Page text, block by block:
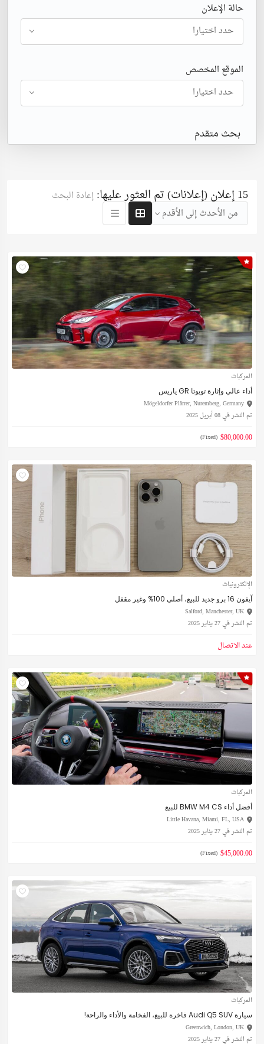
حالة الإعلان
حدد اختيارا
الموقع المخصص
حدد اختيارا
بحث متقدم
15 إعلان (إعلانات) تم العثور عليها:
إعادة البحث
من الأحدث إلى الأقدم
المركبات
أداء عالي وإثارة تويوتا GR ياريس
Mögeldorfer Plärrer, Nuremberg, Germany
تم النشر في 08 أبريل 2025
$80,000.00
(Fixed)
الإلكترونيات
آيفون 16 برو جديد للبيع، أصلي 100% وغير مقفل
Salford, Manchester, UK
تم النشر في 27 يناير 2025
عند الاتصال
المركبات
أفضل أداء BMW M4 CS للبيع
Little Havana, Miami, FL, USA
تم النشر في 27 يناير 2025
$45,000.00
(Fixed)
المركبات
سيارة Audi Q5 SUV فاخرة للبيع، الفخامة والأداء والراحة!
Greenwich, London, UK
تم النشر في 27 يناير 2025